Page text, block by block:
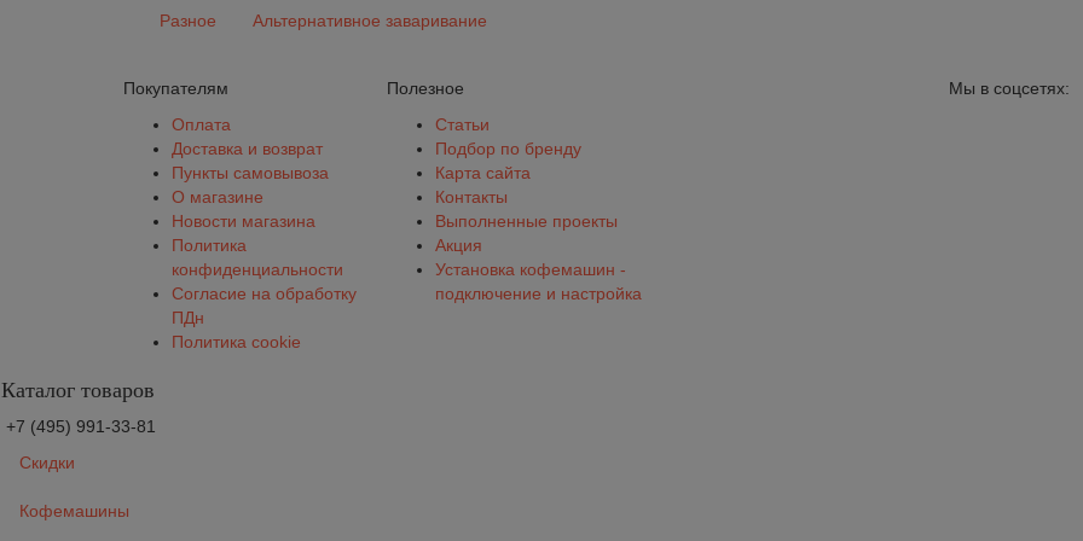
Разное Альтернативное заваривание
Покупателям
Оплата
Доставка и возврат
Пункты самовывоза
О магазине
Новости магазина
Политика
конфиденциальности
Согласие на обработку
ПДн
Политика cookie
Полезное
Статьи
Подбор по бренду
Карта сайта
Контакты
Выполненные проекты
Акция
Установка кофемашин -
подключение и настройка
Мы в соцсетях:
Каталог товаров
+7 (495) 991-33-81
Скидки
Кофемашины